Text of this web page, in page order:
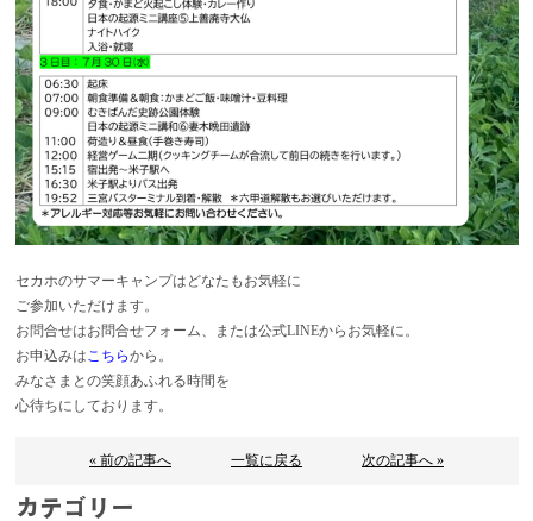
セカホのサマーキャンプはどなたもお気軽に
ご参加いただけます。
お問合せはお問合せフォーム、または公式LINEからお気軽に。
お申込みはこちらから。
みなさまとの笑顔あふれる時間を
心待ちにしております。
« 前の記事へ 一覧に戻る 次の記事へ »
カテゴリー